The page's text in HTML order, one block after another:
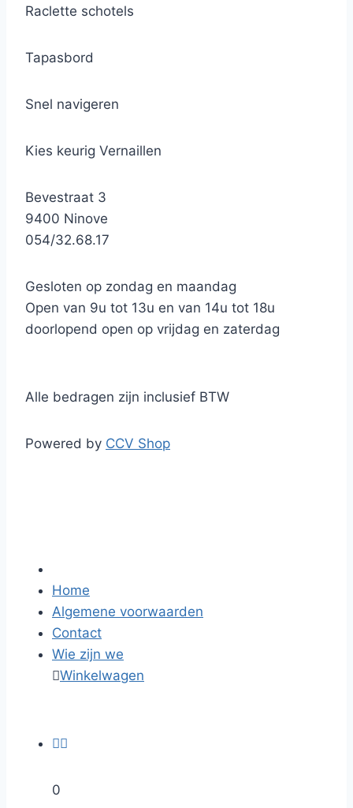
Raclette schotels
Tapasbord
Snel navigeren
Kies keurig Vernaillen
Bevestraat 3
9400 Ninove
054/32.68.17
Gesloten op zondag en maandag
Open van 9u tot 13u en van 14u tot 18u
doorlopend open op vrijdag en zaterdag
Alle bedragen zijn inclusief BTW
Powered by CCV Shop
Home
Algemene voorwaarden
Contact
Wie zijn we
Winkelwagen

0